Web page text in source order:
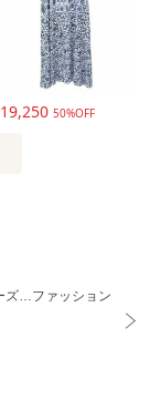
50%OFF
ズ…ファッション